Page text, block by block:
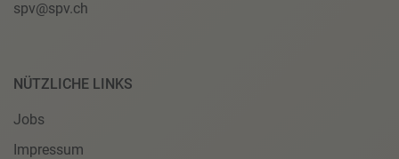
spv@spv.ch
NÜTZLICHE LINKS
Jobs
Impressum